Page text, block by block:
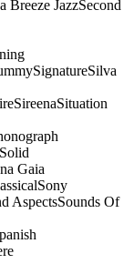
Breeze JazzSecond
SignatureSilva
SireenaSituation
Solid
Gaia
Sony
AspectsSounds Of